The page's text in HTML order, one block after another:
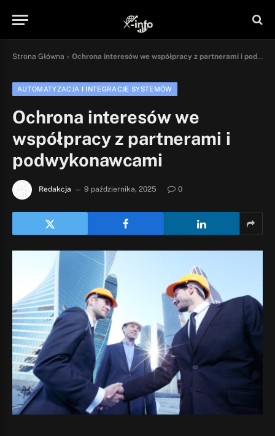
Strona Główna » Ochrona interesów we współpracy z partnerami i podwykonawcami
AUTOMATYZACJA I INTEGRACJE SYSTEMÓW
Ochrona interesów we
współpracy z partnerami i
podwykonawcami
Redakcja 9 października, 2025 0